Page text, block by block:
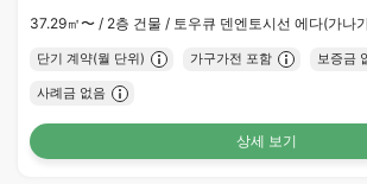
37.29㎡〜 / 2층 건물 / 토우큐 덴엔토시선 에다(가나
단기 계약(월 단위) 가구가전 포함 보증금
사례금 없음
상세 보기